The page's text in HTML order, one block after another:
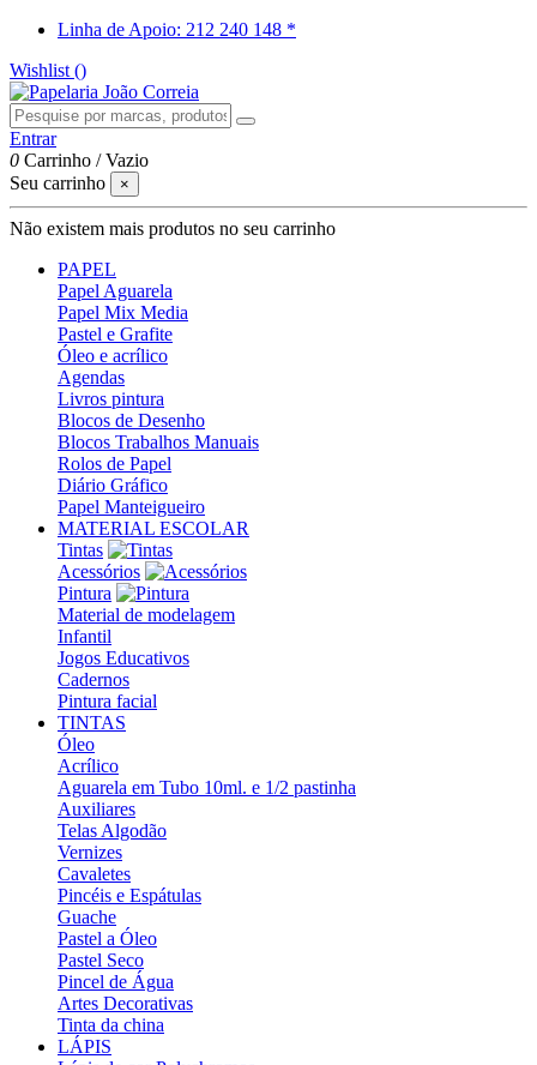
Linha de Apoio: 212 240 148 *
Wishlist ()
Entrar
0 Carrinho /Vazio
Seu carrinho
×
Não existem mais produtos no seu carrinho
PAPEL
Papel Aguarela
Papel Mix Media
Pastel e Grafite
Óleo e acrílico
Agendas
Livros pintura
Blocos de Desenho
Blocos Trabalhos Manuais
Rolos de Papel
Diário Gráfico
Papel Manteigueiro
MATERIAL ESCOLAR
Tintas
Acessórios
Pintura
Material de modelagem
Infantil
Jogos Educativos
Cadernos
Pintura facial
TINTAS
Óleo
Acrílico
Aguarela em Tubo 10ml. e 1/2 pastinha
Auxiliares
Telas Algodão
Vernizes
Cavaletes
Pincéis e Espátulas
Guache
Pastel a Óleo
Pastel Seco
Pincel de Água
Artes Decorativas
Tinta da china
LÁPIS